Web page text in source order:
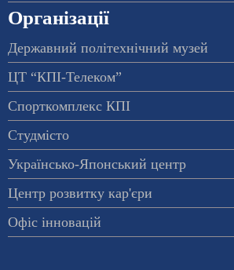
Організації
Державний політехнічний музей
ЦТ “КПІ-Телеком”
Спорткомплекс КПІ
Студмісто
Українсько-Японський центр
Центр розвитку кар'єри
Офіс інновацій